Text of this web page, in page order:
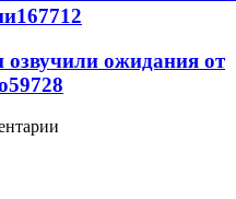
167712
озвучили ожидания от
59728